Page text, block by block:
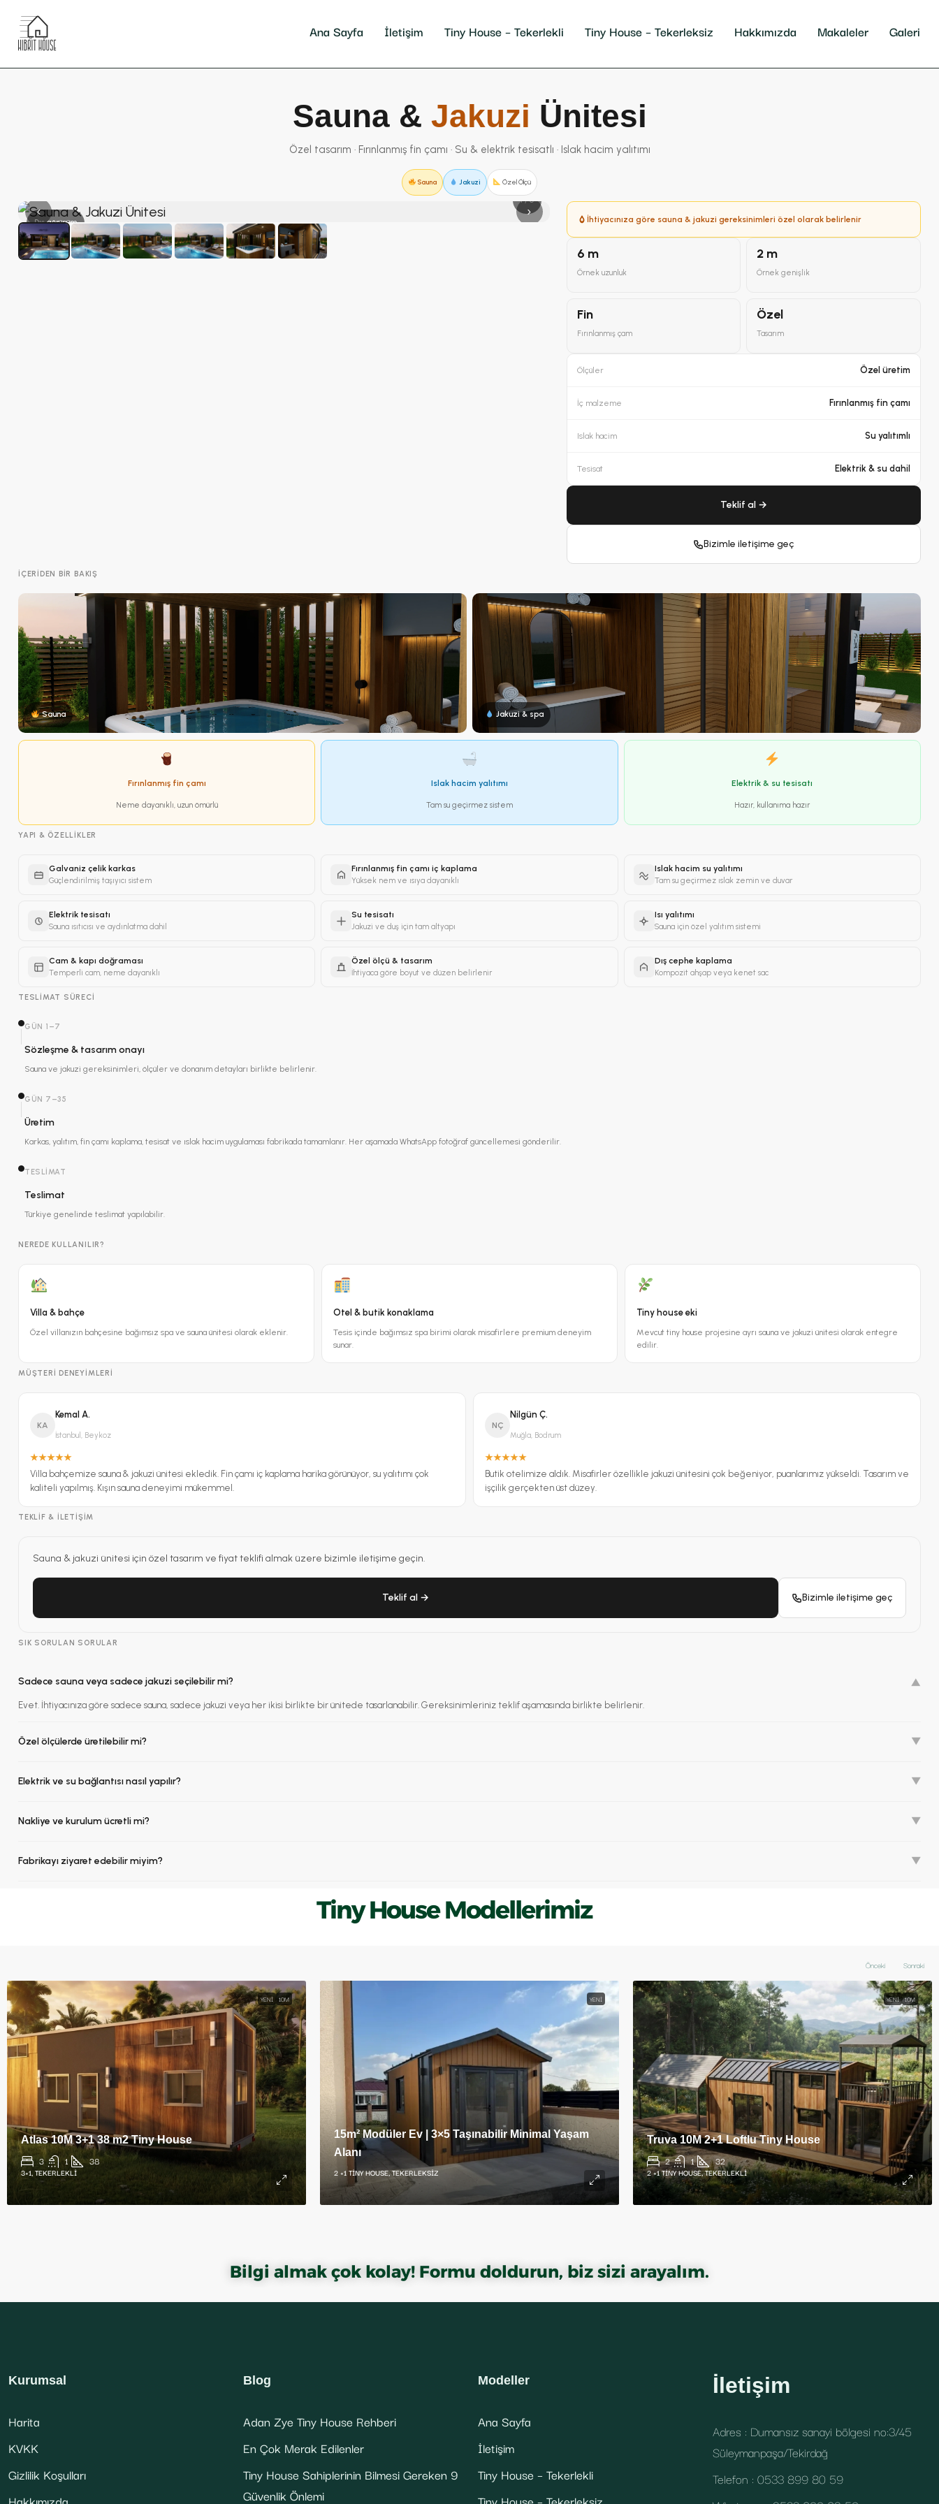
Ana Sayfa İletişim Tiny House – Tekerlekli Tiny House – Tekerleksiz Hakkımızda Makaleler Galeri
Sauna & Jakuzi Ünitesi
Özel tasarım · Fırınlanmış fin çamı · Su & elektrik tesisatlı · Islak hacim yalıtımı
Sauna Jakuzi Özel Ölçü
Dış görünüm
1 / 6
‹ › İhtiyacınıza göre sauna & jakuzi gereksinimleri özel olarak belirlenir
6 m
Örnek uzunluk
2 m
Örnek genişlik
Fin
Fırınlanmış çam
Özel
Tasarım
Ölçüler Özel üretim
İç malzeme Fırınlanmış fin çamı
Islak hacim Su yalıtımlı
Tesisat Elektrik & su dahil
Teklif al →
Bizimle iletişime geç
İÇERIDEN BIR BAKIŞ
Sauna Jakuzi & spa
Fırınlanmış fin çamı
Neme dayanıklı, uzun ömürlü
Islak hacim yalıtımı
Tam su geçirmez sistem
Elektrik & su tesisatı
Hazır, kullanıma hazır
YAPI & ÖZELLIKLER
Galvaniz çelik karkas
Güçlendirilmiş taşıyıcı sistem
Fırınlanmış fin çamı iç kaplama
Yüksek nem ve ısıya dayanıklı
Islak hacim su yalıtımı
Tam su geçirmez ıslak zemin ve duvar
Elektrik tesisatı
Sauna ısıtıcısı ve aydınlatma dahil
Su tesisatı
Jakuzi ve duş için tam altyapı
Isı yalıtımı
Sauna için özel yalıtım sistemi
Cam & kapı doğraması
Temperli cam, neme dayanıklı
Özel ölçü & tasarım
İhtiyaca göre boyut ve düzen belirlenir
Dış cephe kaplama
Kompozit ahşap veya kenet sac
TESLIMAT SÜRECI
GÜN 1–7
Sözleşme & tasarım onayı
Sauna ve jakuzi gereksinimleri, ölçüler ve donanım detayları birlikte belirlenir.
GÜN 7–35
Üretim
Karkas, yalıtım, fin çamı kaplama, tesisat ve ıslak hacim uygulaması fabrikada tamamlanır. Her aşamada WhatsApp fotoğraf güncellemesi gönderilir.
TESLIMAT
Teslimat
Türkiye genelinde teslimat yapılabilir.
NEREDE KULLANILIR?
Villa & bahçe
Özel villanızın bahçesine bağımsız spa ve sauna ünitesi olarak eklenir.
Otel & butik konaklama
Tesis içinde bağımsız spa birimi olarak misafirlere premium deneyim
sunar.
Tiny house eki
Mevcut tiny house projesine ayrı sauna ve jakuzi ünitesi olarak entegre
edilir.
MÜŞTERI DENEYIMLERI
KA
Kemal A.
İstanbul, Beykoz
Villa bahçemize sauna & jakuzi ünitesi ekledik. Fin çamı iç kaplama harika görünüyor, su yalıtımı çok
kaliteli yapılmış. Kışın sauna deneyimi mükemmel.
NÇ
Nilgün Ç.
Muğla, Bodrum
Butik otelimize aldık. Misafirler özellikle jakuzi ünitesini çok beğeniyor, puanlarımız yükseldi. Tasarım ve
işçilik gerçekten üst düzey.
TEKLIF & İLETIŞIM
Sauna & jakuzi ünitesi için özel tasarım ve fiyat teklifi almak üzere bizimle iletişime geçin.
Teklif al → Bizimle iletişime geç
SIK SORULAN SORULAR
Sadece sauna veya sadece jakuzi seçilebilir mi? ▼
Evet. İhtiyacınıza göre sadece sauna, sadece jakuzi veya her ikisi birlikte bir ünitede tasarlanabilir. Gereksinimleriniz teklif aşamasında birlikte belirlenir.
Özel ölçülerde üretilebilir mi? ▼
Elektrik ve su bağlantısı nasıl yapılır? ▼
Nakliye ve kurulum ücretli mi? ▼
Fabrikayı ziyaret edebilir miyim? ▼
Tiny House Modellerimiz
Önceki Sonraki
YENI 10M
Atlas 10M 3+1 38 m2 Tiny House
3 1 38
3+1, TEKERLEKLI
YENI
15m² Modüler Ev | 3×5 Taşınabilir Minimal Yaşam
Alanı
2 +1 TINY HOUSE, TEKERLEKSIZ
YENI 10M
Truva 10M 2+1 Loftlu Tiny House
2 1 32
2 +1 TINY HOUSE, TEKERLEKLI
Bilgi almak çok kolay! Formu doldurun, biz sizi arayalım.
Kurumsal
Harita
KVKK
Gizlilik Koşulları
Blog
Adan Zye Tiny House Rehberi
En Çok Merak Edilenler
Tiny House Sahiplerinin Bilmesi Gereken 9
Güvenlik Önlemi
Modeller
Ana Sayfa
İletişim
Tiny House – Tekerlekli
İletişim
Adres : Dumansız sanayi bölgesi no:3/45
Süleymanpaşa/Tekirdağ
Telefon : 0533 899 80 59